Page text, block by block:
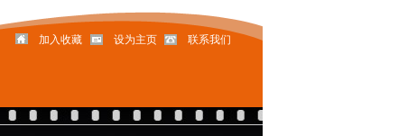
加入收藏 设为主页 联系我们